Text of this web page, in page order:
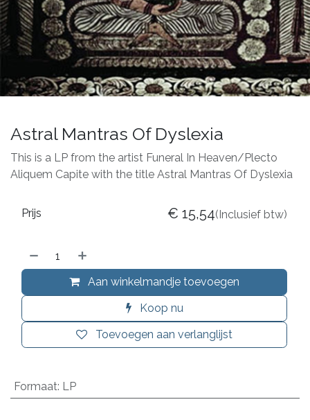
Astral Mantras Of Dyslexia
This is a LP from the artist Funeral In Heaven/Plecto
Aliquem Capite with the title Astral Mantras Of Dyslexia
Aan winkelmandje toevoegen
Koop nu
Toevoegen aan verlanglijst
Prijs € 15,54(Inclusief btw)
Formaat: LP